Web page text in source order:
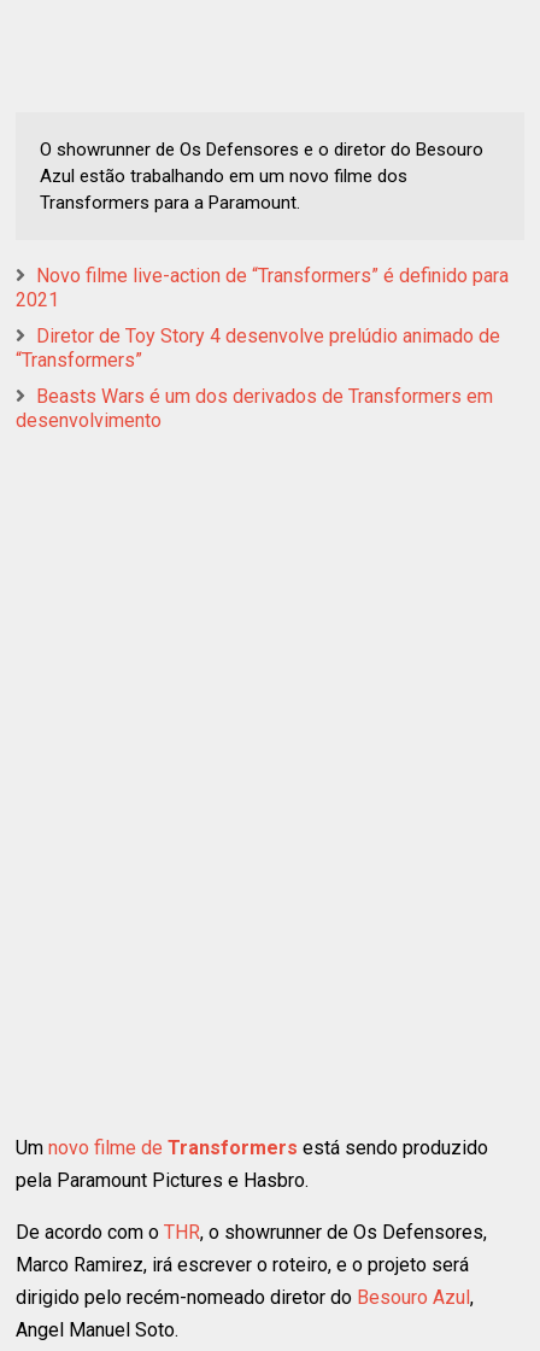
O showrunner de Os Defensores e o diretor do Besouro
Azul estão trabalhando em um novo filme dos
Transformers para a Paramount.
Novo filme live-action de “Transformers” é definido para
2021
Diretor de Toy Story 4 desenvolve prelúdio animado de
“Transformers”
Beasts Wars é um dos derivados de Transformers em
desenvolvimento
Umnovo filme deTransformers está sendo produzido
pela Paramount Pictures e Hasbro.
De acordo com oTHR, o showrunner de Os Defensores,
Marco Ramirez, irá escrever o roteiro, e o projeto será
dirigido pelo recém-nomeado diretor do Besouro Azul,
Angel Manuel Soto.